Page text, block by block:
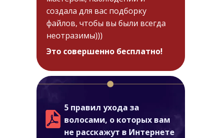
Это совершенно бесплатно!
создала для вас подборку
файлов, чтобы вы были всегда
неотразимы)))
5 правил ухода за
волосами, о которых вам
не расскажут в Интернете